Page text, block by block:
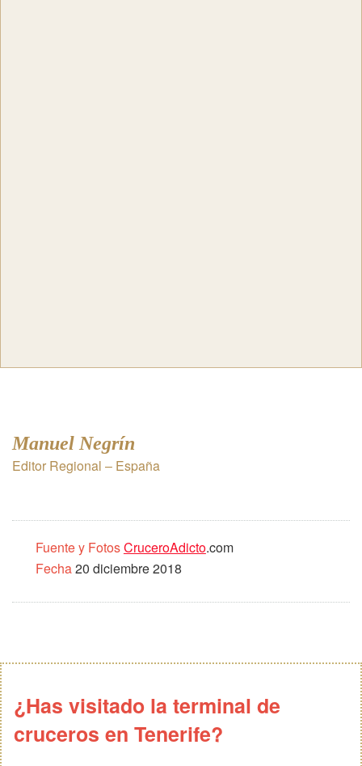
Manuel Negrín
Editor Regional – España
Fuente y FotosCruceroAdicto.com
Fecha20 diciembre 2018
¿Has visitado la terminal de
cruceros en Tenerife?